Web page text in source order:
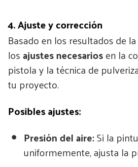
4. Ajuste y corrección
Basado en los resultados de
losajustes necesariosen la
pistola y la técnica de
tu proyecto.
Posibles ajustes:
Presión del aire:Si la
uniformemente, ajusta la